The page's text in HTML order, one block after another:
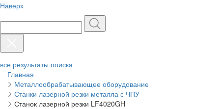
Наверх
все результаты поиска
Главная
Металлообрабатывающее оборудование
Станки лазерной резки металла с ЧПУ
Станок лазерной резки LF4020GH